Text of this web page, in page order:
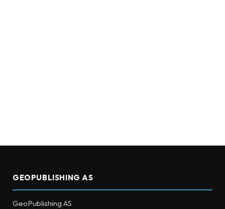
GEOPUBLISHING AS
GeoPublishing AS